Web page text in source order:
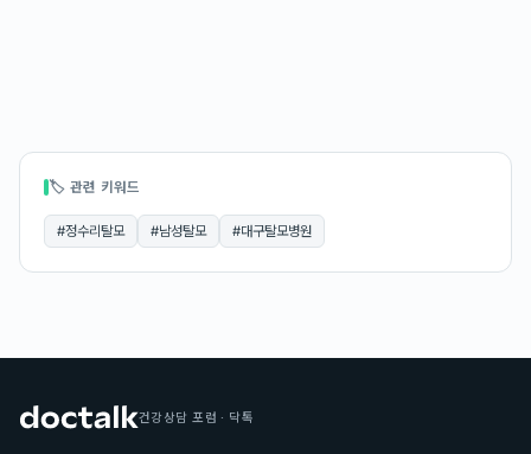
🏷 관련 키워드
#정수리탈모 #남성탈모 #대구탈모병원
건강상담 포럼 · 닥톡